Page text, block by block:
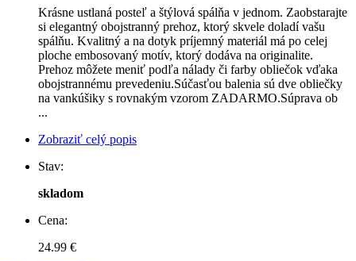
Krásne ustlaná posteľ a štýlová spálňa v jednom. Zaobstarajte
si elegantný obojstranný prehoz, ktorý skvele doladí vašu
spálňu. Kvalitný a na dotyk príjemný materiál má po celej
ploche embosovaný motív, ktorý dodáva na originalite.
Prehoz môžete meniť podľa nálady či farby obliečok vďaka
obojstrannému prevedeniu.Súčasťou balenia sú dve obliečky
na vankúšiky s rovnakým vzorom ZADARMO.Súprava ob
...
Zobraziť celý popis
Stav:
skladom
Cena:
24.99 €